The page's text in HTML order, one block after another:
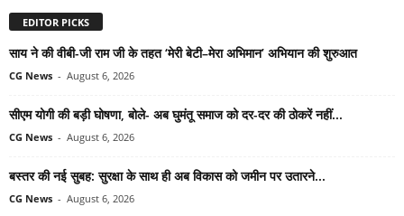
EDITOR PICKS
साय ने की वीबी-जी राम जी के तहत ‘मेरी बेटी–मेरा अभिमान’ अभियान की शुरुआत
CG News - August 6, 2026
सीएम योगी की बड़ी घोषणा, बोले- अब घुमंतू समाज को दर-दर की ठोकरें नहीं...
CG News - August 6, 2026
बस्तर की नई सुबह: सुरक्षा के साथ ही अब विकास को जमीन पर उतारने...
CG News - August 6, 2026